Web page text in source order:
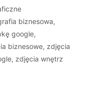
biznesowa,
google,
biznesowe, zdjęcia
, zdjęcia wnętrz